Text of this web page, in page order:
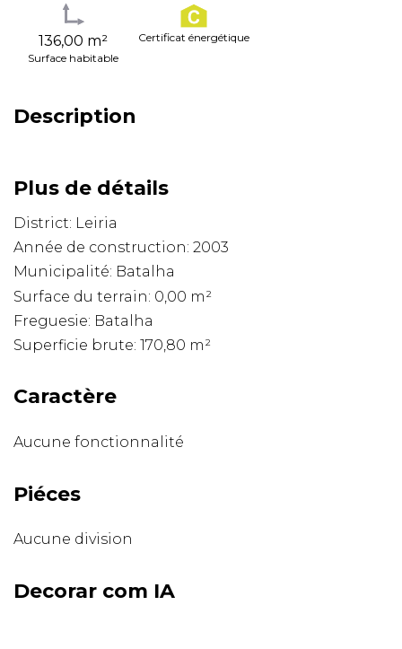
136,00 m²
Surface habitable
Certificat énergétique
Description
Plus de détails
District: Leiria
Année de construction: 2003
Municipalité: Batalha
Surface du terrain: 0,00 m²
Freguesie: Batalha
Superficie brute: 170,80 m²
Caractère
Aucune fonctionnalité
Piéces
Aucune division
Decorar com IA